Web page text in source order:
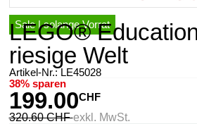
Sale | solange Vorrat
LEGO®
riesige Welt
Artikel-Nr.:LE45028
38% sparen
199.00CHF
320.60 CHFexkl. MwSt.